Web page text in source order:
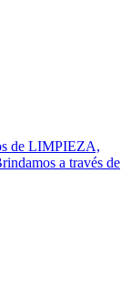
de LIMPIEZA,
a través de